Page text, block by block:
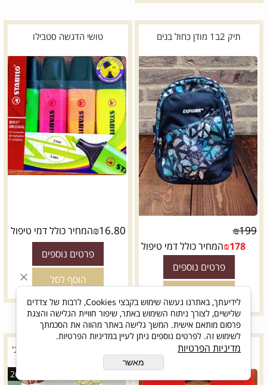
תיק 2ב1 מודן כחול בנים
₪199
₪178 המחיר כולל דמי טיפול
פרטים נוספים
טושי הדגשה סטבילו
₪16.80 המחיר כולל דמי טיפול
פרטים נוספים
הוסף לסל
12 טושים איכותיים-deli בין השורות הבעה ומדעי וכיתה ג'
26
לידיעתך, באתרנו נעשה שימוש בקבצי Cookies, לרבות של צדדים
שלישיים, לצורך ניתוח השימוש באתר, שיפור חוויית הגלישה והצגת
פרסום מותאם אישית. המשך גלישה באתר מהווה את הסכמתך
לשימוש זה. לפרטים נוספים ניתן לעיין במדיניות הפרטיות.
מדיניות הפרטיות
מאשר